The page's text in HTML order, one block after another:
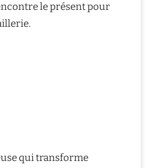
le présent pour
qui transforme